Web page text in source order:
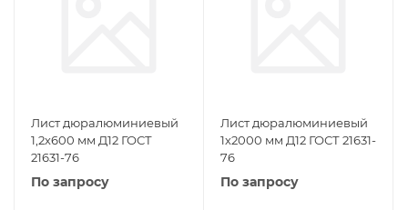
Лист дюралюминиевый
1,2х600 мм Д12 ГОСТ
21631-76
По запросу
Лист дюралюминиевый
1х2000 мм Д12 ГОСТ 21631-
76
По запросу